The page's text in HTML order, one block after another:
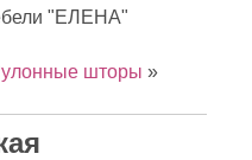
"ЕЛЕНА"
шторы »